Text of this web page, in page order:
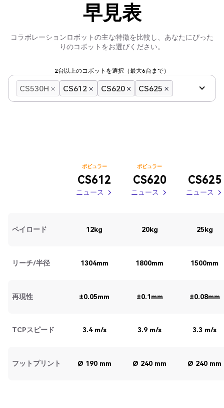
早見表
コラボレーションロボットの主な特徴を比較し、あなたにぴった
りのコボットをお選びください。
2台以上のコボットを選択（最大6台まで）
CS530H CS612 CS620 CS625
ペイロード
リーチ/半径
再現性
TCPスピード
フットプリント
ポピュラー
CS612
ニュース
12kg
1304mm
±0.05mm
3.4 m/s
Ø 190 mm
ポピュラー
CS620
ニュース
20kg
1800mm
±0.1mm
3.9 m/s
Ø 240 mm
CS625
ニュース
25kg
1500mm
±0.08mm
3.3 m/s
Ø 240 mm